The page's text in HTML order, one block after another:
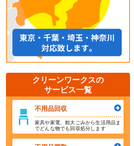
クリーンワークスの
サービス一覧
不用品回収
家具や家電、粗大ごみから生活用品ま
でどんな物でも回収処分します